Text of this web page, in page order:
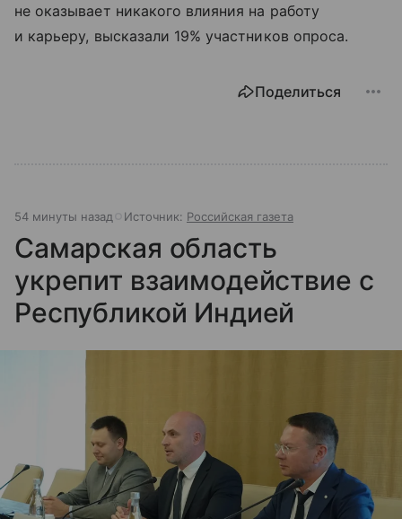
не оказывает никакого влияния на работу
и карьеру, высказали 19% участников опроса.
Поделиться
54 минуты назад Источник: Российская газета
Самарская область
укрепит взаимодействие с
Республикой Индией